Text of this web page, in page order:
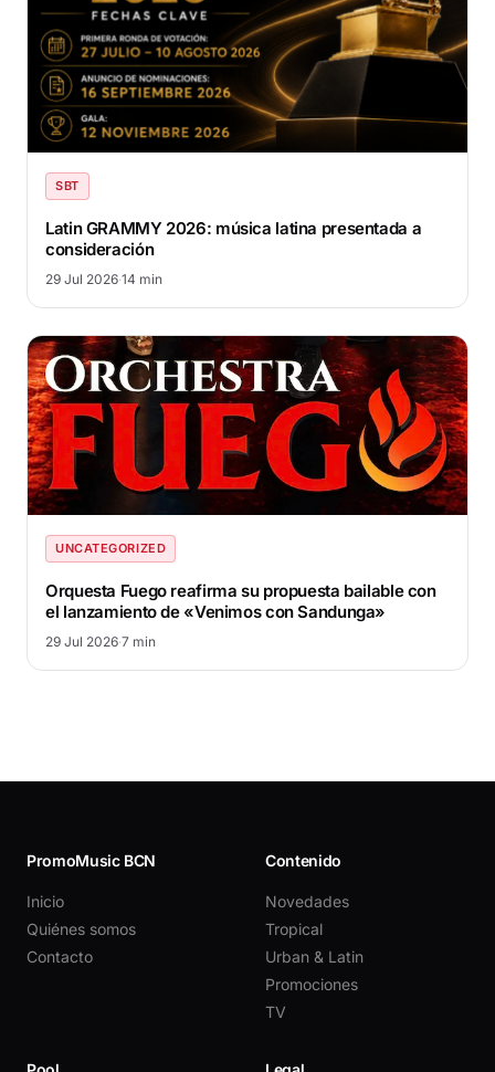
SBT
Latin GRAMMY 2026: música latina presentada a
consideración
29 Jul 2026·14 min
UNCATEGORIZED
Orquesta Fuego reafirma su propuesta bailable con
el lanzamiento de «Venimos con Sandunga»
29 Jul 2026·7 min
PromoMusic BCN
Inicio
Quiénes somos
Contacto
Contenido
Novedades
Tropical
Urban & Latin
Promociones
TV